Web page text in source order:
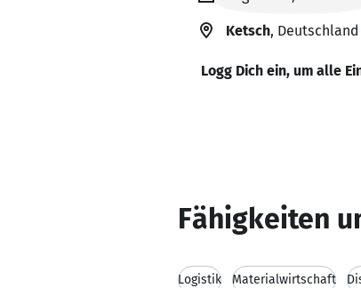
Ketsch, Deutschland
Logg Dich ein, um alle
Fähigkeiten
Logistik Materialwirtschaft